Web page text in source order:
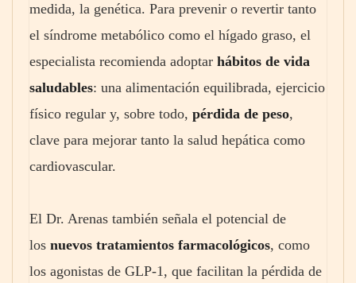
medida, la genética. Para prevenir o revertir tanto
el síndrome metabólico como el hígado graso, el
especialista recomienda adoptar hábitos de vida
saludables: una alimentación equilibrada, ejercicio
físico regular y, sobre todo, pérdida de peso,
clave para mejorar tanto la salud hepática como
cardiovascular.
El Dr. Arenas también señala el potencial de
los nuevos tratamientos farmacológicos, como
los agonistas de GLP-1, que facilitan la pérdida de